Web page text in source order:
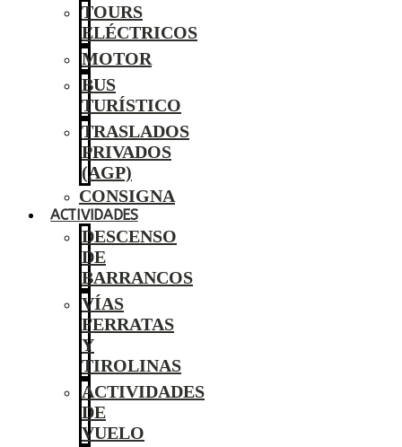
TOURS
ELÉCTRICOS
MOTOR
BUS
TURÍSTICO
TRASLADOS
PRIVADOS
(AGP)
CONSIGNA
ACTIVIDADES
DESCENSO
DE
BARRANCOS
VÍAS
FERRATAS
Y
TIROLINAS
ACTIVIDADES
DE
VUELO